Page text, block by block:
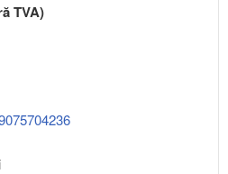
TVA)